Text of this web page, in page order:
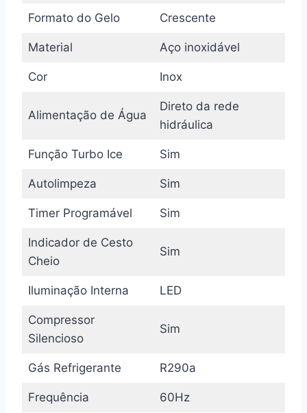
Formato do Gelo Crescente
Material Aço inoxidável
Cor Inox
Alimentação de Água
Direto da rede
hidráulica
Função Turbo Ice Sim
Autolimpeza Sim
Timer Programável Sim
Indicador de Cesto
Cheio
Sim
Iluminação Interna LED
Compressor
Silencioso
Sim
Gás Refrigerante R290a
Frequência 60Hz